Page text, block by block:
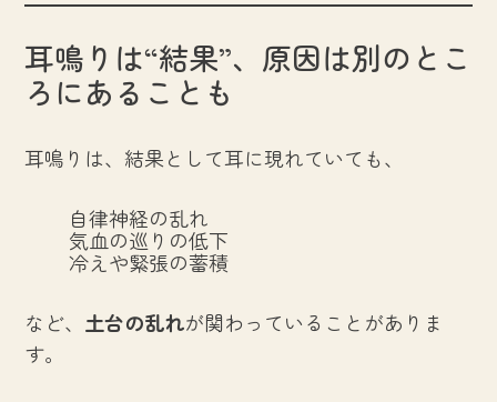
耳鳴りは“結果”、原因は別のとこ
ろにあることも
耳鳴りは、結果として耳に現れていても、
自律神経の乱れ
気血の巡りの低下
冷えや緊張の蓄積
など、 土台の乱れが関わっていることがありま
す。